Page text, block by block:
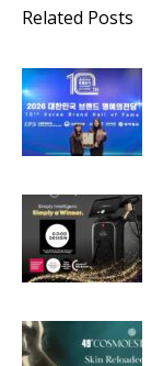
Related Posts